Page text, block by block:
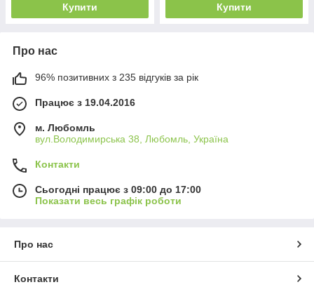
Купити Купити
Про нас
96% позитивних з 235 відгуків за рік
Працює з 19.04.2016
м. Любомль
вул.Володимирська 38, Любомль, Україна
Контакти
Сьогодні працює з 09:00 до 17:00
Показати весь графік роботи
Про нас
Контакти